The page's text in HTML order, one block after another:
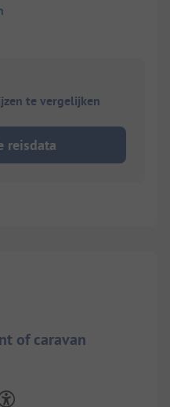
te vergelijken
reisdata
of caravan